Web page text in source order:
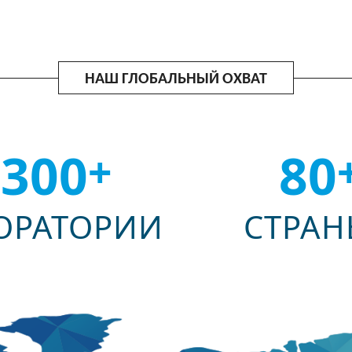
НАШ ГЛОБАЛЬНЫЙ ОХВАТ
300+ 80